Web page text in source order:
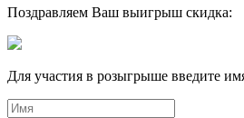
Поздравляем Ваш выигрыш скидка:
Для участия в розыгрыше введите